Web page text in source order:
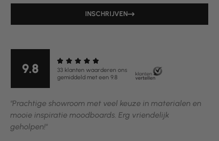
INSCHRIJVEN
9.8
33 klanten waarderen ons
gemiddeld met een 9.8
"Prachtige showroom met veel keuze in materialen en
mooie inspiratie moodboards. Erg vriendelijk
geholpen!"